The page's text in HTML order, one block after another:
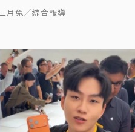
月兔／綜合報導